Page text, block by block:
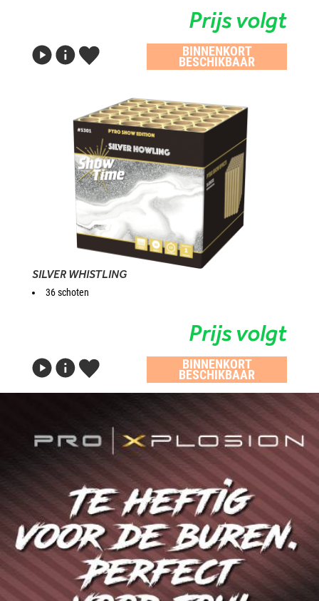
Prijs volgt
BINNENKORT
BESCHIKBAAR
SILVER WHISTLING
36 schoten
Prijs volgt
BINNENKORT
BESCHIKBAAR